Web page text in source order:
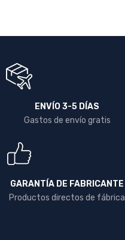
ENVÍO 3-5 DÍAS
Gastos de envío gratis
GARANTÍA DE FABRICANTE
Productos directos de fábrica